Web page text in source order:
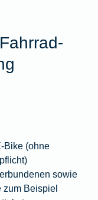
Bike (ohne
sowie
zum Beispiel